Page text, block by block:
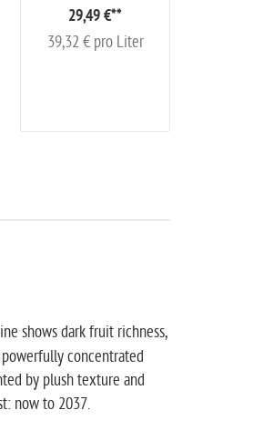
29,49 €**
39,32 € pro Liter
shows dark fruit richness,
concentrated
by plush texture and
now to 2037.